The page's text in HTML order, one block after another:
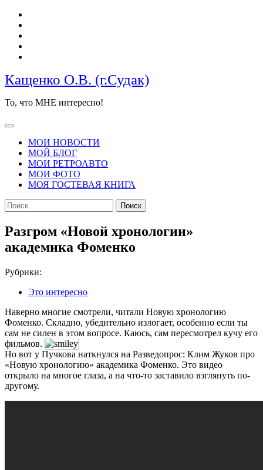
Перейти
содержимому
Кащенко О.В. (г.Судак)
То, что МНЕ интересно!
Кнопка
ОткрытьМОИ НОВОСТИ
МОЙ БЛОГ
МОИ РЕТРОАВТО
МОИ ФОТО
МОЯ ГОСТЕВАЯ КНИГА
КНОПКА
ЗАКРЫТЬ
Найти:
Разгром «Новой хронологии»
академика Фоменко
Рубрики:
Это интересно
Наверно многие смотрели, читали Новую хронологию
Фоменко. Складно, убедительно излогает, особенно если ты
сам не силен в этом вопросе. Каюсь, сам пересмотрел кучу его
фильмов.
Но вот у Пучкова наткнулся на Разведопрос: Клим Жуков про
«Новую хронологию» академика Фоменко. Это видео
открыло на многое глаза, а на что-то заставило взглянуть по-
другому.